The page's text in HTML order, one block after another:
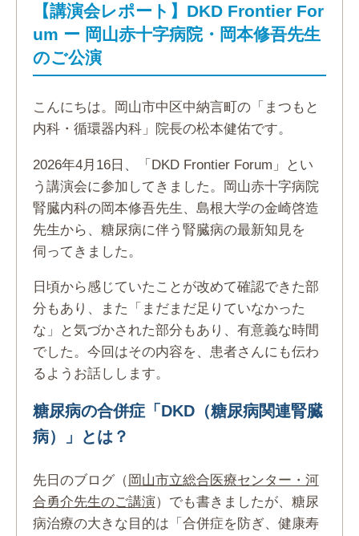
【講演会レポート】DKD Frontier For
um ー 岡山赤十字病院・岡本修吾先生
のご公演
こんにちは。岡山市中区中納言町の「まつもと
内科・循環器内科」院長の松本健佑です。
2026年4月16日、「DKD Frontier Forum」とい
う講演会に参加してきました。岡山赤十字病院
腎臓内科の岡本修吾先生、島根大学の金崎啓造
先生から、糖尿病に伴う腎臓病の最新知見を
伺ってきました。
日頃から感じていたことが改めて確認できた部
分もあり、また「まだまだ足りていなかった
な」と気づかされた部分もあり、有意義な時間
でした。今回はその内容を、患者さんにも伝わ
るようお話しします。
糖尿病の合併症「DKD（糖尿病関連腎臓
病）」とは？
先日のブログ（ 岡山市立総合医療センター・河
合勇介先生のご講演）でも書きましたが、糖尿
病治療の大きな目的は「合併症を防ぎ、健康寿